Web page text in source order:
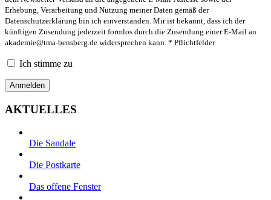
Erhebung, Verarbeitung und Nutzung meiner Daten gemäß der
Datenschutzerklärung bin ich einverstanden. Mir ist bekannt, dass ich der
künftigen Zusendung jederzeit formlos durch die Zusendung einer E-Mail an
akademie@tma-bensberg.de widersprechen kann. * Pflichtfelder
Ich stimme zu
AKTUELLES
Die Sandale
Die Postkarte
Das offene Fenster